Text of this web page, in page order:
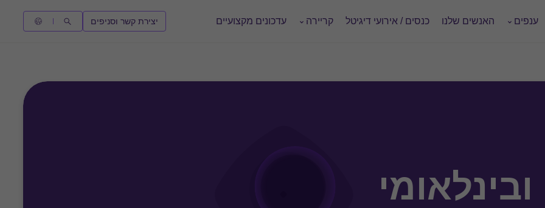
ענפים האנשים שלנו כנסים / אירועי דיגיטל קריירה עדכונים מקצועיים יצירת קשר וסניפים